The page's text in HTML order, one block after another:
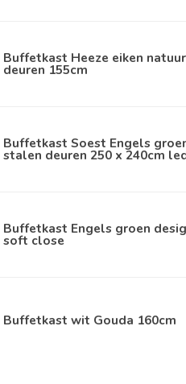
Buffetkast Heeze eiken
deuren 155cm
Buffetkast Soest Engels
stalen deuren 250 x 240cm
Buffetkast Engels groen
soft close
Buffetkast wit Gouda 160cm